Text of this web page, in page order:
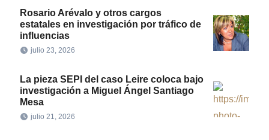
Rosario Arévalo y otros cargos
estatales en investigación por tráfico de
influencias
julio 23, 2026
La pieza SEPI del caso Leire coloca bajo
investigación a Miguel Ángel Santiago
Mesa
julio 21, 2026